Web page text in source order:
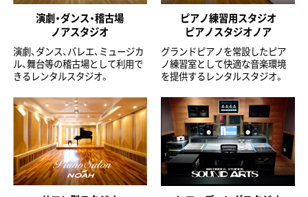
演劇・ダンス・稽古場
ノアスタジオ
演劇、ダンス、バレエ、ミュージカ
ル、舞台等の稽古場として利用で
きるレンタルスタジオ。
ピアノ練習用スタジオ
ピアノスタジオノア
グランドピアノを常設したピア
ノ練習室として快適な音楽環境
を提供するレンタルスタジオ。